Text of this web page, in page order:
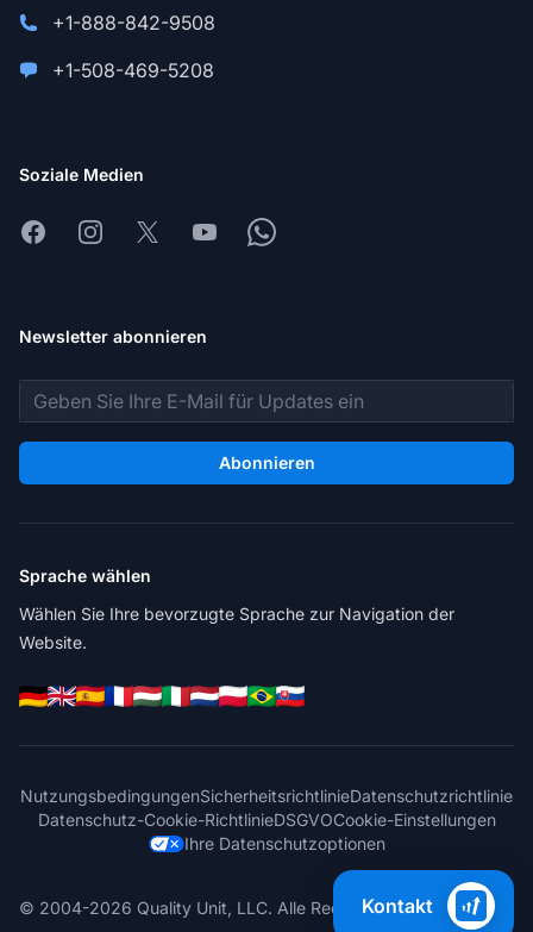
+1-888-842-9508
+1-508-469-5208
Soziale Medien
FacebookInstagram
X YoutubeWhatsapp
Newsletter abonnieren
E-Mail-Adresse
Abonnieren
Sprache wählen
Wählen Sie Ihre bevorzugte Sprache zur Navigation der
Website.
NutzungsbedingungenSicherheitsrichtlinieDatenschutzrichtlinie
Datenschutz-Cookie-RichtlinieDSGVOCookie-Einstellungen
Ihre Datenschutzoptionen
© 2004-2026 Quality Unit, LLC. Alle Rechte vorbehalten.
Kontakt